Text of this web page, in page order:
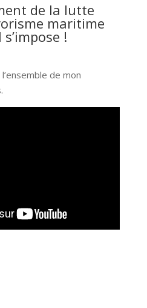
de la lutte
maritime
!
de mon